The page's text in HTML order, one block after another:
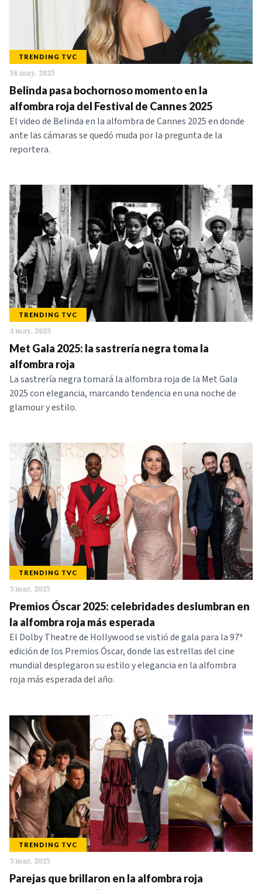
TRENDING TVC
16 may. 2025
Belinda pasa bochornoso momento en la
alfombra roja del Festival de Cannes 2025
El video de Belinda en la alfombra de Cannes 2025 en donde
ante las cámaras se quedó muda por la pregunta de la
reportera.
TRENDING TVC
4 may. 2025
Met Gala 2025: la sastrería negra toma la
alfombra roja
La sastrería negra tomará la alfombra roja de la Met Gala
2025 con elegancia, marcando tendencia en una noche de
glamour y estilo.
TRENDING TVC
3 mar. 2025
Premios Óscar 2025: celebridades deslumbran en
la alfombra roja más esperada
El Dolby Theatre de Hollywood se vistió de gala para la 97ª
edición de los Premios Óscar, donde las estrellas del cine
mundial desplegaron su estilo y elegancia en la alfombra
roja más esperada del año.
TRENDING TVC
3 mar. 2025
Parejas que brillaron en la alfombra roja